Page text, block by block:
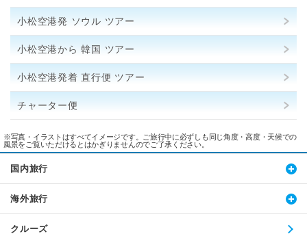
小松空港発 ソウル ツアー
小松空港から 韓国 ツアー
小松空港発着 直行便 ツアー
チャーター便
※写真・イラストはすべてイメージです。ご旅行中に必ずしも同じ角度・高度・天候での
風景をご覧いただけるとはかぎりませんのでご了承ください。
国内旅行
海外旅行
クルーズ